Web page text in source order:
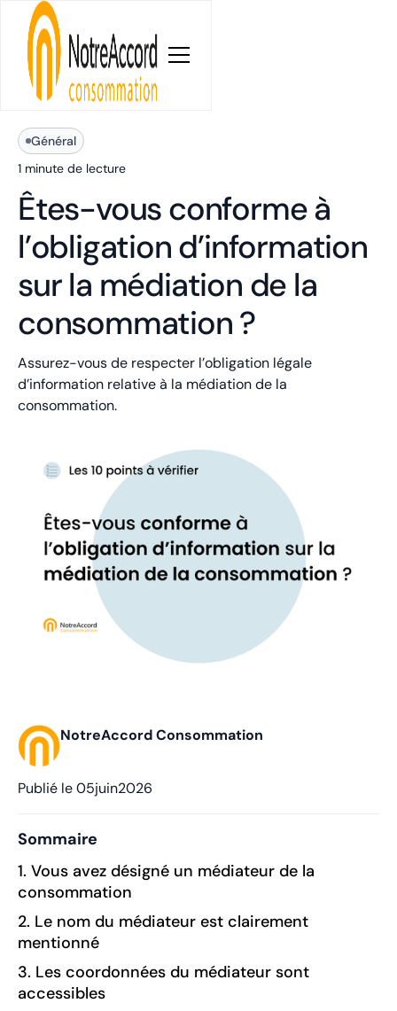
Blog
Général
1 minute de lecture
Êtes-vous conforme à
l’obligation d’information
sur la médiation de la
consommation ?
Assurez-vous de respecter l’obligation légale
d’information relative à la médiation de la
consommation.
NotreAccord Consommation
Publié le05juin2026
Sommaire
1. Vous avez désigné un médiateur de la
consommation
2. Le nom du médiateur est clairement
mentionné
3. Les coordonnées du médiateur sont
accessibles